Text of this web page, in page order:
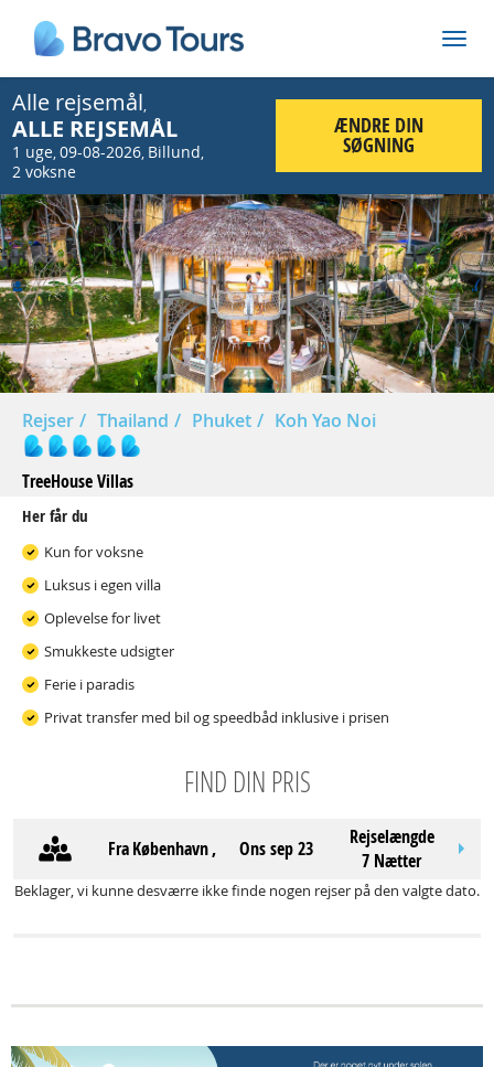
Alle rejsemål,
ALLE REJSEMÅL
1 uge,09-08-2026, Billund,
2 voksne
ÆNDRE DIN
SØGNING
Prev
Rejser Thailand Phuket Koh Yao Noi
TreeHouse Villas
Her får du
Kun for voksne
Luksus i egen villa
Oplevelse for livet
Smukkeste udsigter
Ferie i paradis
Privat transfer med bil og speedbåd inklusive i prisen
FIND DIN PRIS
Fra København, ons sep 23
Rejselængde
7 Nætter
Beklager, vi kunne desværre ikke finde nogen rejser på den valgte dato.